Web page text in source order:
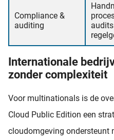
Compliance &
auditing
Internationale
zonder complexiteit
Voor multinationals is de
Cloud Public Edition een
cloudomgeving ondersteunt